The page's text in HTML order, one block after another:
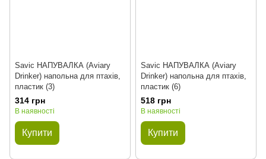
Savic НАПУВАЛКА (Aviary
Drinker) напольна для птахів,
пластик (3)
314 грн
В наявності
Купити
Savic НАПУВАЛКА (Aviary
Drinker) напольна для птахів,
пластик (6)
518 грн
В наявності
Купити